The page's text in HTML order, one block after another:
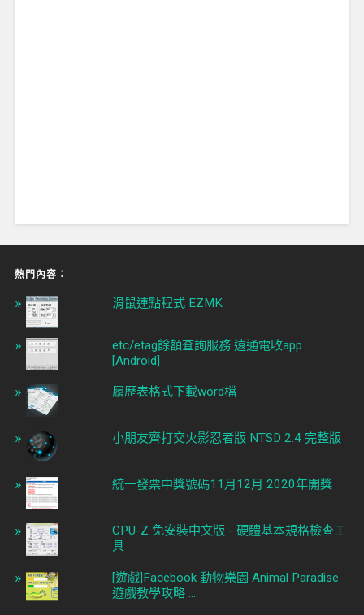
熱門內容︰
滑鼠連點程式 EZMK
etc/etag餘額查詢服務 遠通電收app
[Android]
履歷表格式下載word檔
小朋友齊打交火影忍者版 NTSD 2.4 完整版
統一發票中獎號碼11月12月 2020年開獎
CPU-Z 免安裝中文版 - 硬體基本規格檢查工
具
[遊戲]Facebook 動物樂園 Animal Paradise
遊戲教學攻略 ...